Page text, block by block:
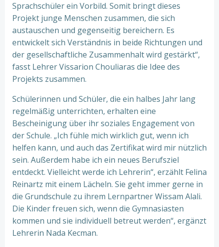
Sprachschüler ein Vorbild. Somit bringt dieses
Projekt junge Menschen zusammen, die sich
austauschen und gegenseitig bereichern. Es
entwickelt sich Verständnis in beide Richtungen und
der gesellschaftliche Zusammenhalt wird gestärkt“,
fasst Lehrer Vissarion Chouliaras die Idee des
Projekts zusammen.
Schülerinnen und Schüler, die ein halbes Jahr lang
regelmäßig unterrichten, erhalten eine
Bescheinigung über ihr soziales Engagement von
der Schule. „Ich fühle mich wirklich gut, wenn ich
helfen kann, und auch das Zertifikat wird mir nützlich
sein. Außerdem habe ich ein neues Berufsziel
entdeckt. Vielleicht werde ich Lehrerin“, erzählt Felina
Reinartz mit einem Lächeln. Sie geht immer gerne in
die Grundschule zu ihrem Lernpartner Wissam Alali.
Die Kinder freuen sich, wenn die Gymnasiasten
kommen und sie individuell betreut werden“, ergänzt
Lehrerin Nada Kecman.